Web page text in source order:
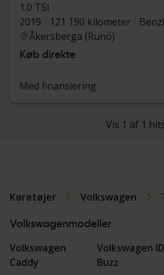
1.0 TSI
2019
121 190 kilometer
Åkersberga (Runö)
Køb direkte
Med finansiering
Vis 1 af 1
Køretøjer Volkswagen
Volkswagenmodeller
Volkswagen
Caddy
Volkswagen
Buzz